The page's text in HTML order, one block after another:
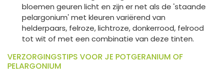
bloemen geuren licht en zijn er net als de 'staande
pelargonium' met kleuren variërend van
helderpaars, felroze, lichtroze, donkerrood, felrood
tot wit of met een combinatie van deze tinten.
VERZORGINGSTIPS VOOR JE POTGERANIUM OF
PELARGONIUM